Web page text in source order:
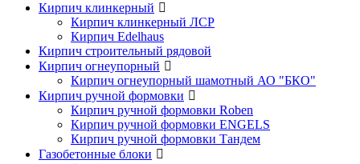
Кирпич клинкерный
Кирпич клинкерный ЛСР
Кирпич Edelhaus
Кирпич строительный рядовой
Кирпич огнеупорный
Кирпич огнеупорный шамотный АО "БКО"
Кирпич ручной формовки
Кирпич ручной формовки Roben
Кирпич ручной формовки ENGELS
Кирпич ручной формовки Тандем
Газобетонные блоки